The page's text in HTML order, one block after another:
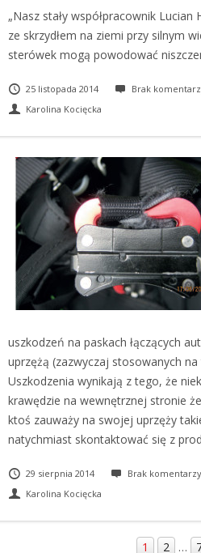
„Nasz stały współpracownik
ze skrzydłem na ziemi przy silnym
sterówek mogą powodować
25 listopada 2014 Brak
Karolina Kocięcka
uszkodzeń na paskach łączących
uprzężą (zazwyczaj stosowanych
Uszkodzenia wynikają z tego, że
krawędzie na wewnętrznej stronie
ktoś zauważy na swojej uprzęży
natychmiast skontaktować się z
29 sierpnia 2014 Brak komentarzy
Karolina Kocięcka
1 2 …